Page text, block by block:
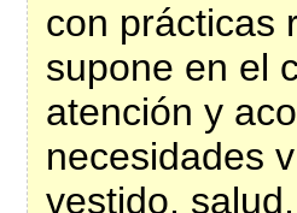
con prácticas
supone en el
atención y
necesidades
vestido,